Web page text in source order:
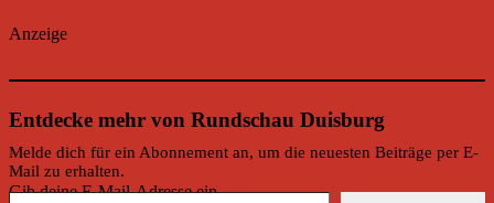
Anzeige
Entdecke mehr von Rundschau Duisburg
Melde dich für ein Abonnement an, um die neuesten Beiträge per E-
Mail zu erhalten.
Gib deine E-Mail-Adresse ein ...